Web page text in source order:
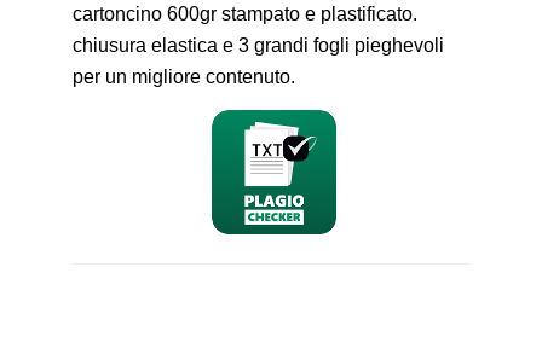
cartoncino 600gr stampato e plastificato.
chiusura elastica e 3 grandi fogli pieghevoli
per un migliore contenuto.